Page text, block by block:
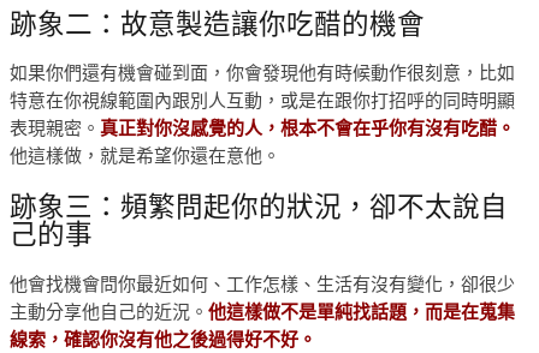
跡象二：故意製造讓你吃醋的機會
如果你們還有機會碰到面，你會發現他有時候動作很刻意，比如
特意在你視線範圍內跟別人互動，或是在跟你打招呼的同時明顯
表現親密。 真正對你沒感覺的人，根本不會在乎你有沒有吃醋。
他這樣做，就是希望你還在意他。
跡象三：頻繁問起你的狀況，卻不太說自
己的事
他會找機會問你最近如何、工作怎樣、生活有沒有變化，卻很少
主動分享他自己的近況。 他這樣做不是單純找話題，而是在蒐集
線索，確認你沒有他之後過得好不好。